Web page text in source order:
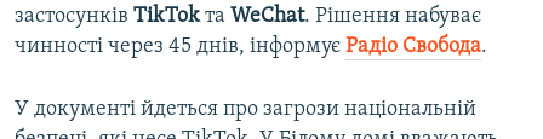
застосунків TikTokта WeChat. Рішення набуває
чинності через 45 днів, інформує Радіо Свобода.
У документі йдеться про загрози національній